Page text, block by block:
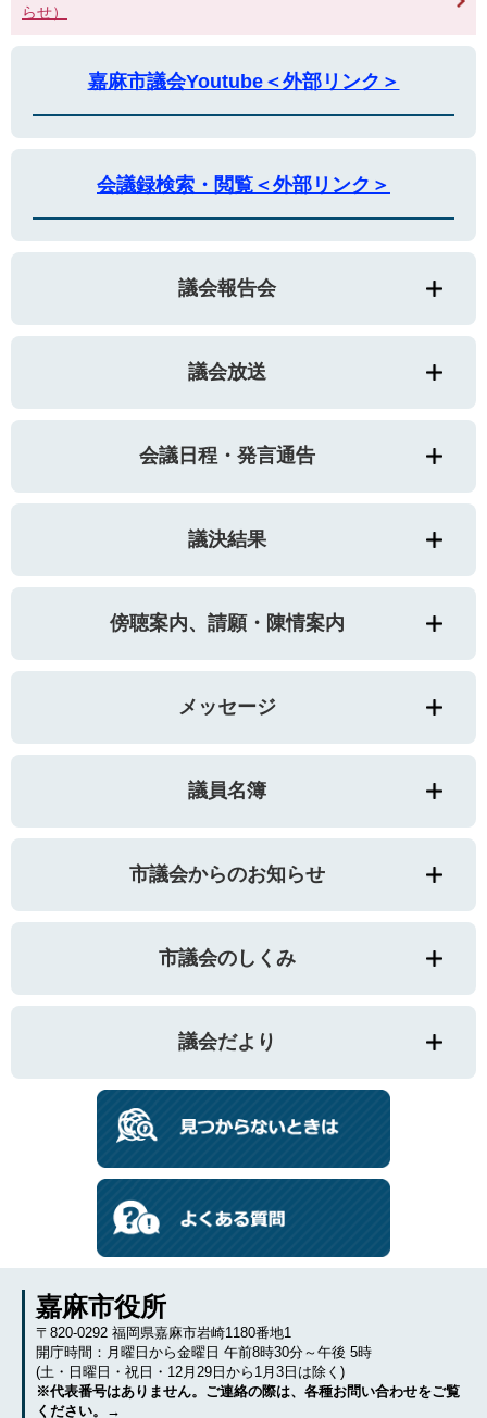
らせ）
嘉麻市議会Youtube＜外部リンク＞
会議録検索・閲覧＜外部リンク＞
議会報告会
議会放送
会議日程・発言通告
議決結果
傍聴案内、請願・陳情案内
メッセージ
議員名簿
市議会からのお知らせ
市議会のしくみ
議会だより
嘉麻市役所
〒820-0292 福岡県嘉麻市岩崎1180番地1
開庁時間：月曜日から金曜日 午前8時30分～午後 5時
(土・日曜日・祝日・12月29日から1月3日は除く)
※代表番号はありません。ご連絡の際は、各種お問い合わせをご覧
ください。→